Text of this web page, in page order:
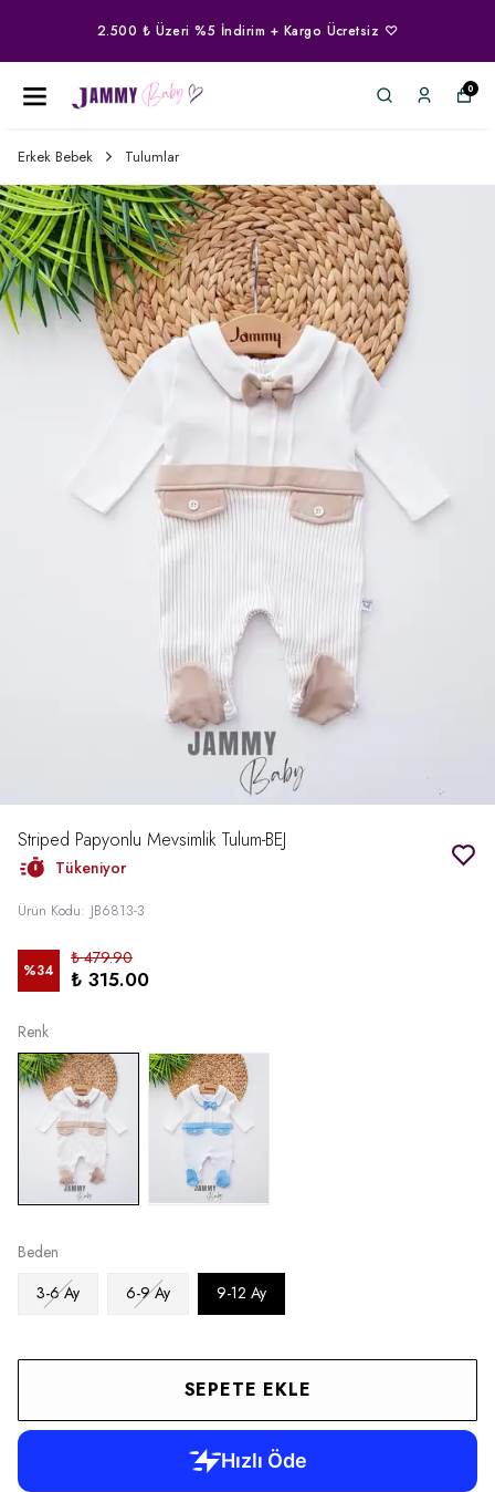
2.500 ₺ Üzeri %5 İndirim + Kargo Ücretsiz ♡
0
Erkek Bebek Tulumlar
Striped Papyonlu Mevsimlik Tulum-BEJ
Tükeniyor
Ürün Kodu: JB6813-3
%34
₺ 479.90
₺ 315.00
Renk
Beden
3-6 Ay
6-9 Ay 9-12 Ay
SEPETE EKLE